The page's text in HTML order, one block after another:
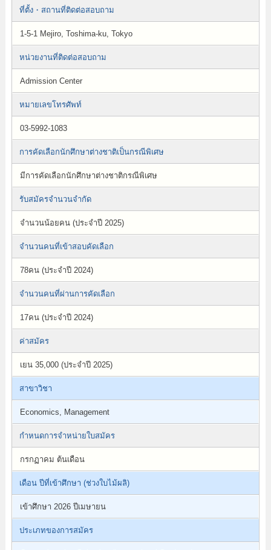
ที่ตั้ง・สถานที่ติดต่อสอบถาม
1-5-1 Mejiro, Toshima-ku, Tokyo
หน่วยงานที่ติดต่อสอบถาม
Admission Center
หมายเลขโทรศัพท์
03-5992-1083
การคัดเลือกนักศึกษาต่างชาติเป็นกรณีพิเศษ
มีการคัดเลือกนักศึกษาต่างชาติกรณีพิเศษ
รับสมัครจำนวนจำกัด
จำนวนน้อยคน (ประจำปี 2025)
จำนวนคนที่เข้าสอบคัดเลือก
78คน (ประจำปี 2024)
จำนวนคนที่ผ่านการคัดเลือก
17คน (ประจำปี 2024)
ค่าสมัคร
เยน 35,000 (ประจำปี 2025)
สาขาวิชา
Economics, Management
กำหนดการจำหน่ายใบสมัคร
กรกฏาคม ต้นเดือน
เดือน ปีที่เข้าศึกษา (ช่วงใบไม้ผลิ)
เข้าศึกษา 2026 ปีเมษายน
ประเภทของการสมัคร